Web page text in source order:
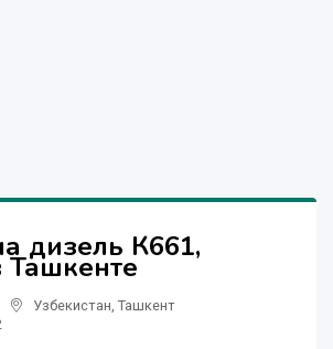
дизель К661,
Узбекистан Ташкент